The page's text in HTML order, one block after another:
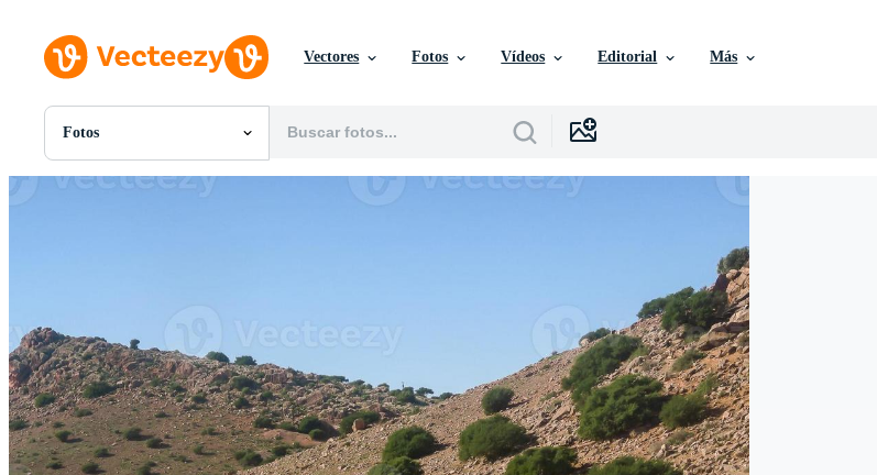
Vectores Fotos Vídeos Editorial Más
Fotos
Todas Imágenes
Gráficos en Movimiento
Imágenes Editoriales
Eventos Editoriales